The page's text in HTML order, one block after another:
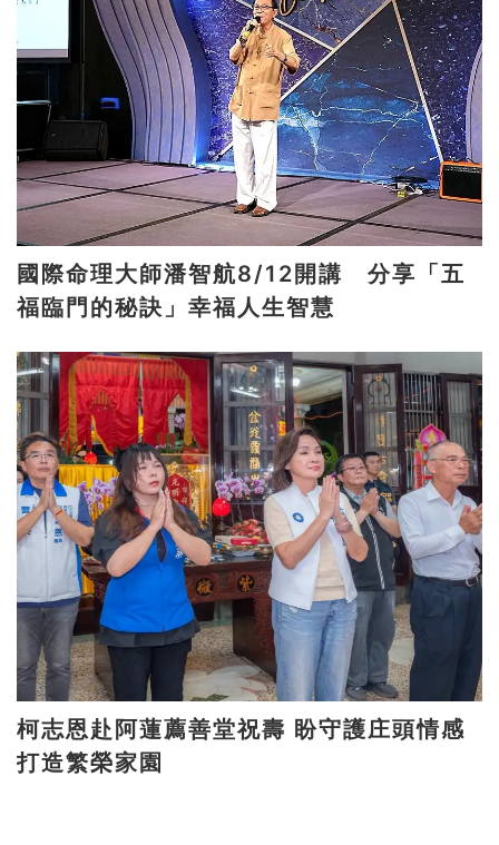
國際命理大師潘智航8/12開講 分享「五
福臨門的秘訣」幸福人生智慧
柯志恩赴阿蓮薦善堂祝壽 盼守護庄頭情感
打造繁榮家園